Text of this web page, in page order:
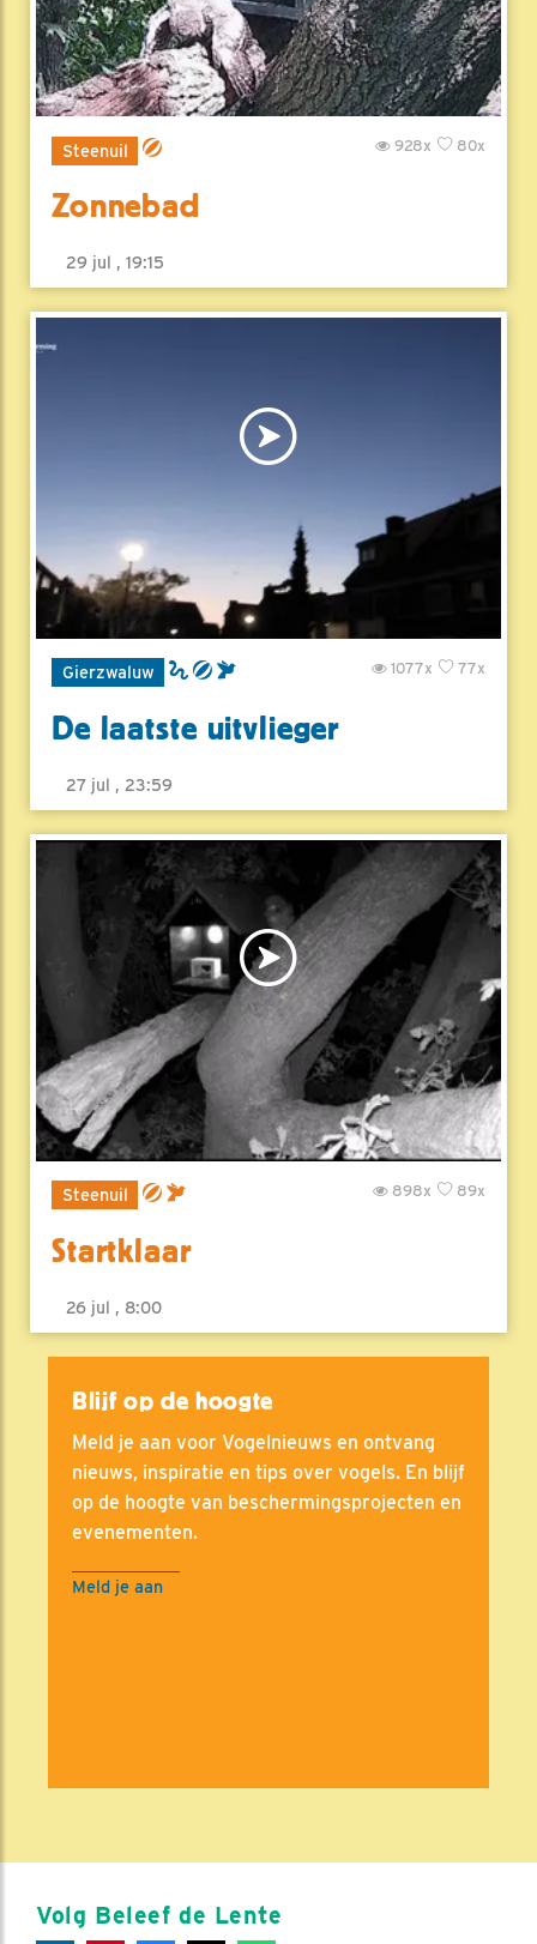
Steenuil 80x
928x
Zonnebad
29 jul , 19:15
Gierzwaluw 77x
1077x
De laatste uitvlieger
27 jul , 23:59
Steenuil 89x
898x
Startklaar
26 jul , 8:00
Blijf op de hoogte
Meld je aan voor Vogelnieuws en ontvang
nieuws, inspiratie en tips over vogels. En blijf
op de hoogte van beschermingsprojecten en
evenementen.
Meld je aan
Volg Beleef de Lente